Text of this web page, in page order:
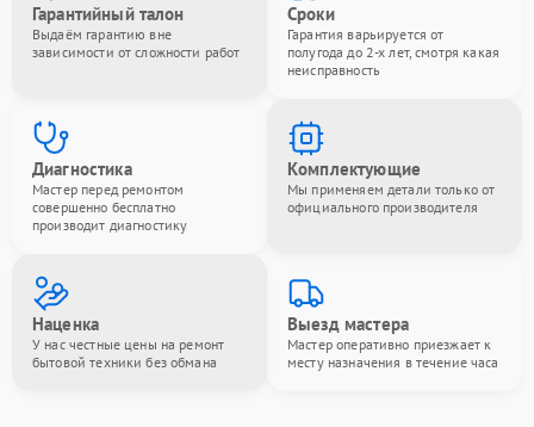
Гарантийный талон
Выдаём гарантию вне
зависимости от сложности работ
Сроки
Гарантия варьируется от
полугода до 2-х лет, смотря какая
неисправность
Диагностика
Мастер перед ремонтом
совершенно бесплатно
производит диагностику
Комплектующие
Мы применяем детали только от
официального производителя
Наценка
У нас честные цены на ремонт
бытовой техники без обмана
Выезд мастера
Мастер оперативно приезжает к
месту назначения в течение часа